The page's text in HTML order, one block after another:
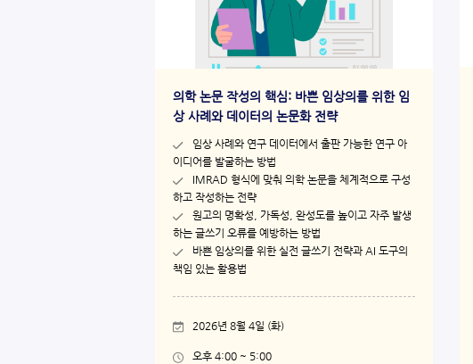
의학 논문 작성의 핵심: 바쁜 임상의를 위한 임
상 사례와 데이터의 논문화 전략
임상 사례와 연구 데이터에서 출판 가능한 연구 아
이디어를 발굴하는 방법​
IMRAD 형식에 맞춰 의학 논문을 체계적으로 구성
하고 작성하는 전략​
원고의 명확성, 가독성, 완성도를 높이고 자주 발생
하는 글쓰기 오류를 예방하는 방법​
바쁜 임상의를 위한 실전 글쓰기 전략과 AI 도구의
책임 있는 활용법
2026년 8월 4일 (화)
오후 4:00 ~ 5:00